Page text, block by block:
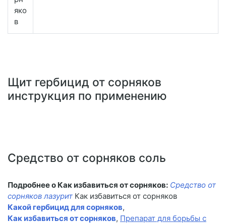
яко
в
Щит гербицид от сорняков
инструкция по применению
Средство от сорняков соль
Подробнее о Как избавиться от сорняков: Средство от
сорняков лазурит Как избавиться от сорняков
Какой гербицид для сорняков,
Как избавиться от сорняков, Препарат для борьбы с